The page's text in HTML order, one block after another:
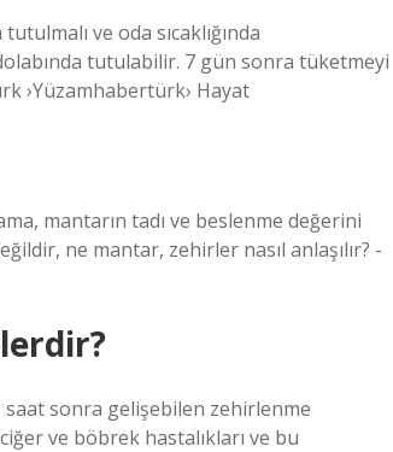
ve oda sıcaklığında
tutulabilir. 7 gün sonra tüketmeyi
›Yüzamhabertürk› Hayat
mantarın tadı ve beslenme değerini
ne mantar, zehirler nasıl anlaşılır? -
sonra gelişebilen zehirlenme
ve böbrek hastalıkları ve bu